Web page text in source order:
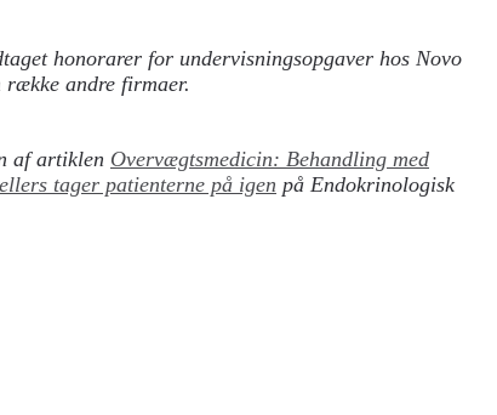
honorarer for undervisningsopgaver hos Novo
andre firmaer.
af artiklen Overvægtsmedicin: Behandling med
tager patienterne på igen på Endokrinologisk